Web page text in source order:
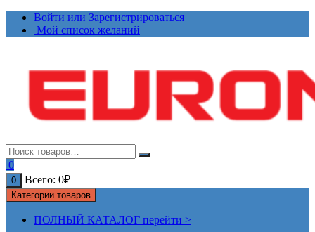
ПерейтиВойти или Зарегистрироваться
Мой список желаний
0
0 Всего: 0₽
Категории товаров
ПОЛНЫЙ КАТАЛОГ перейти >